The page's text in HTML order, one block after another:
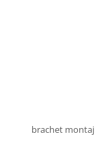
brachet montaj